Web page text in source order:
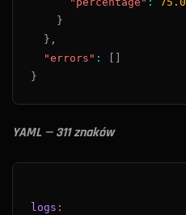
}
} ,
"errors" :
}
YAML — 311 znaków
logs :